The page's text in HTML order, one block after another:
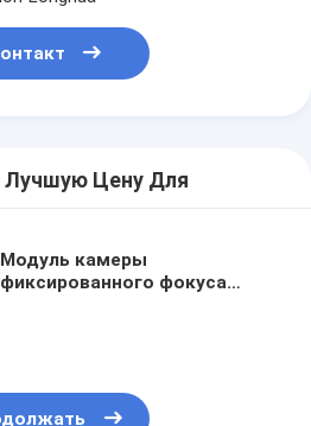
Лучшую Цену Для
Модуль камеры
фиксированного фокуса